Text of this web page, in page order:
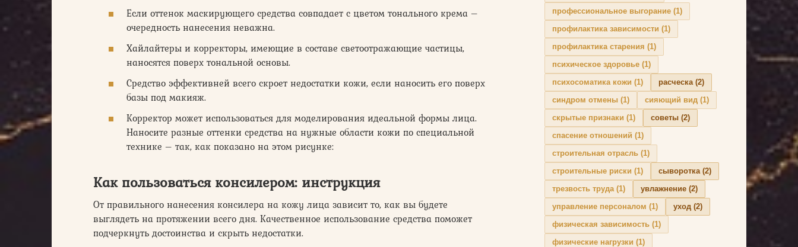
Если оттенок маскирующего средства совпадает с цветом тонального крема –
очередность нанесения неважна.
Хайлайтеры и корректоры, имеющие в составе светоотражающие частицы,
наносятся поверх тональной основы.
Средство эффективней всего скроет недостатки кожи, если наносить его поверх
базы под макияж.
Корректор может использоваться для моделирования идеальной формы лица.
Наносите разные оттенки средства на нужные области кожи по специальной
технике – так, как показано на этом рисунке:
Как пользоваться консилером: инструкция
От правильного нанесения консилера на кожу лица зависит то, как вы будете
выглядеть на протяжении всего дня. Качественное использование средства поможет
подчеркнуть достоинства и скрыть недостатки.
профессиональное выгорание (1)
профилактика зависимости (1)
профилактика старения (1)
психическое здоровье (1)
психосоматика кожи (1) расческа(2)
синдром отмены (1) сияющий вид (1)
скрытые признаки (1) советы (2)
спасение отношений (1)
строительная отрасль (1)
строительные риски (1) сыворотка(2)
трезвость труда(1) увлажнение (2)
управление персоналом (1) уход (2)
физическая зависимость (1)
физические нагрузки (1)